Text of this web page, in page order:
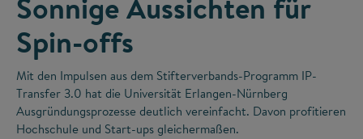
Sonnige Aussichten für
Spin-offs
Mit den Impulsen aus dem Stifterverbands-Programm IP-
Transfer 3.0 hat die Universität Erlangen-Nürnberg
Ausgründungsprozesse deutlich vereinfacht. Davon profitieren
Hochschule und Start-ups gleichermaßen.